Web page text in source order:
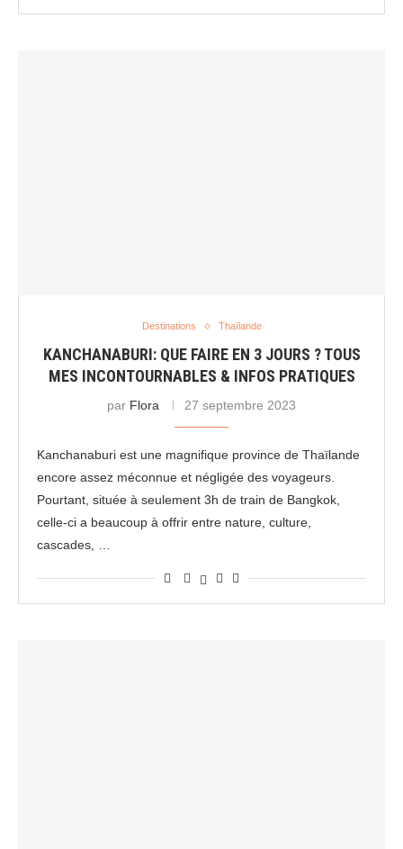
Destinations Thaïlande
KANCHANABURI: QUE FAIRE EN 3 JOURS ? TOUS
MES INCONTOURNABLES & INFOS PRATIQUES
par Flora 27 septembre 2023
Kanchanaburi est une magnifique province de Thaïlande
encore assez méconnue et négligée des voyageurs.
Pourtant, située à seulement 3h de train de Bangkok,
celle-ci a beaucoup à offrir entre nature, culture,
cascades, …